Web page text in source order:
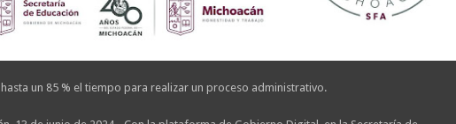
hasta un 85 % el tiempo para realizar un proceso administrativo.